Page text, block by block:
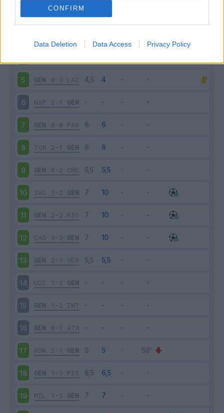
CONFIRM
Data Deletion Data Access Privacy Policy
0-1 JUV
5 GEN 0-3 LAZ
6 NAP 2-1 GEN
7 GEN 0-0 PAR
8 TOR 2-1 GEN
9 GEN 0-2 CRE
10 SAS 1-2 GEN
11 GEN 2-2 FIO
12 CAG 3-3 GEN
13 GEN 2-1 VER
14 UDI 1-2 GEN
15 GEN 1-2 INT
16 GEN 0-1 ATA
17 ROM 3-1 GEN
18 GEN 1-1 PIS
19 MIL 1-1 GEN